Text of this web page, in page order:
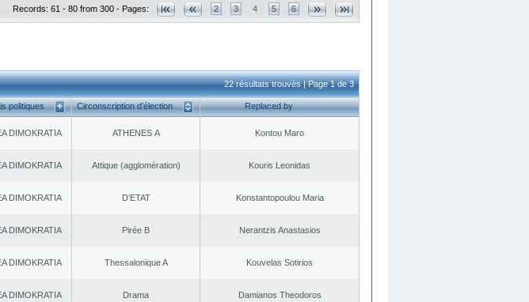
Records: 61 - 80 from 300 - Pages: 2 3 4 5 6
22 résultats trouvés | Page 1 de 3
politiques Circonscription d’élection Replaced by
DΙMOKRATIA ATHENES Α Kontou Maro
DΙMOKRATIA Αttique (agglomération) Kouris Leonidas
DΙMOKRATIA D’ETAT Konstantopoulou Maria
DΙMOKRATIA Pirée B Nerantzis Anastasios
DΙMOKRATIA Thessalonique A Kouvelas Sotirios
DΙMOKRATIA Drama Damianos Theodoros